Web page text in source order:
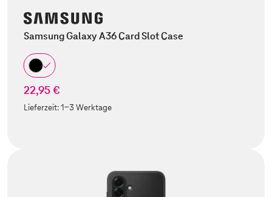
Samsung Galaxy A36 Card Slot Case
22,95 €
Lieferzeit:1-3 Werktage